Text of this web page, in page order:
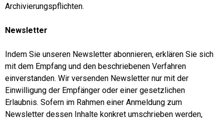
Archivierungspflichten.
Newsletter
Indem Sie unseren Newsletter abonnieren, erklären Sie sich
mit dem Empfang und den beschriebenen Verfahren
einverstanden. Wir versenden Newsletter nur mit der
Einwilligung der Empfänger oder einer gesetzlichen
Erlaubnis. Sofern im Rahmen einer Anmeldung zum
Newsletter dessen Inhalte konkret umschrieben werden,